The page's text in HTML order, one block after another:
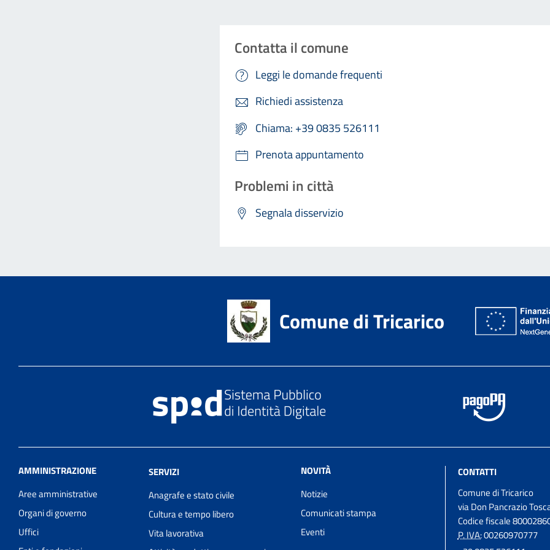
Contatta il comune
Leggi le domande frequenti
Richiedi assistenza
Chiama: +39 0835 526111
Prenota appuntamento
Problemi in città
Segnala disservizio
Comune di Tricarico
AMMINISTRAZIONE
Aree amministrative
Organi di governo
Uffici
SERVIZI
Anagrafe e stato civile
Cultura e tempo libero
Vita lavorativa
NOVITÀ
Notizie
Comunicati stampa
Eventi
CONTATTI
Comune di Tricarico
via Don Pancrazio
Codice fiscale
P. IVA:00260970777